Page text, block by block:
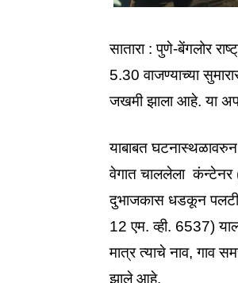
सातारा : पुणे-बेंगलोर
5.30 वाजण्याच्या
जखमी झाला आहे. या
याबाबत
वेगात चाललेला कंन्टेनर
दुभाजकास धडकून पलटी
12 एम. व्ही. 6537)
मात्र त्याचे नाव, गाव
झाले आहे.